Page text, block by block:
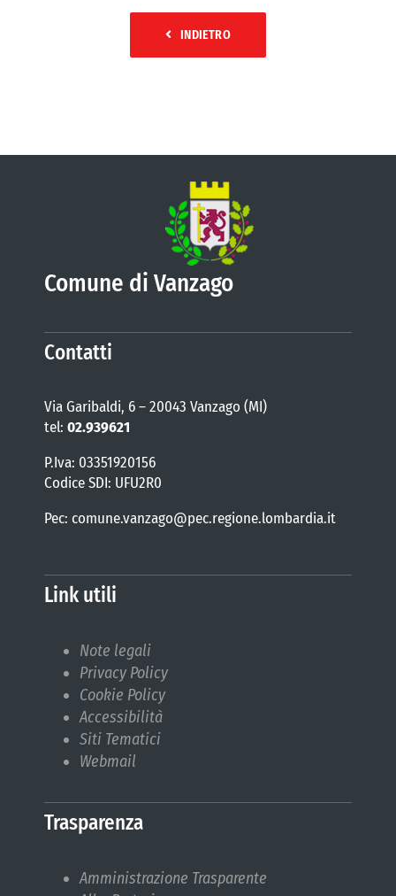
INDIETRO
Comune di Vanzago
Contatti
Via Garibaldi, 6 – 20043 Vanzago (MI)
tel: 02.939621
P.Iva: 03351920156
Codice SDI: UFU2R0
Pec: comune.vanzago@pec.regione.lombardia.it
Link utili
Note legali
Privacy Policy
Cookie Policy
Accessibilità
Siti Tematici
Webmail
Trasparenza
Amministrazione Trasparente